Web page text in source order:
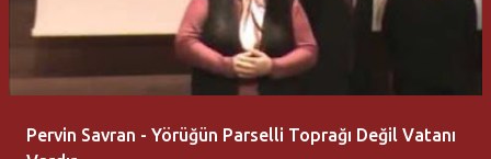
Pervin Savran - Yörüğün Parselli Toprağı Değil Vatanı